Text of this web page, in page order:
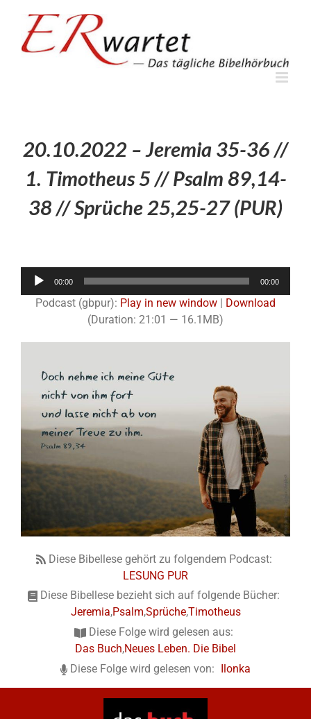
springen
20.10.2022 – Jeremia 35-36 //
1. Timotheus 5 // Psalm 89,14-
38 // Sprüche 25,25-27 (PUR)
Audio-
00:00 00:00
Podcast (gbpur): Play in new window
Download
(Duration: 21:01 — 16.1MB)
Diese Bibellese gehört zu folgendem Podcast:
LESUNG PUR
Diese Bibellese bezieht sich auf folgende Bücher:
Jeremia,Psalm,Sprüche,Timotheus
Diese Folge wird gelesen aus:
Das Buch,Neues Leben. Die Bibel
Diese Folge wird gelesen von: Ilonka